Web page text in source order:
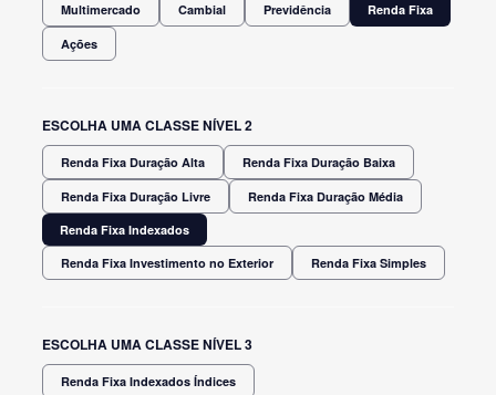
Multimercado Cambial Previdência Renda Fixa
Ações
ESCOLHA UMA CLASSE NÍVEL 2
Renda Fixa Duração Alta Renda Fixa Duração Baixa
Renda Fixa Duração Livre
Renda Fixa Duração Média
Renda Fixa Indexados
Renda Fixa Investimento no Exterior
Renda Fixa Simples
ESCOLHA UMA CLASSE NÍVEL 3
Renda Fixa Indexados Índices